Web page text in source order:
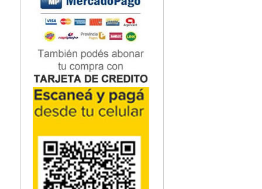
Neurocirugía
Neurología
Nutrición
Odontología
Oftalmología
Oncología / Cuidados Paliativos
Ortopedía / Traumatología
Osteopatía
Otorrinolaringología
Podología
Psicología
Psiquiatría
Química